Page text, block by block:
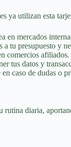
ya utilizan esta
en mercados
a tu presupuesto y
comercios afiliados.
tus datos y
caso de dudas o
diaria,